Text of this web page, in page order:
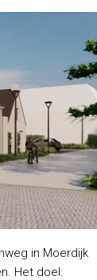
in Moerdijk
Het doel: